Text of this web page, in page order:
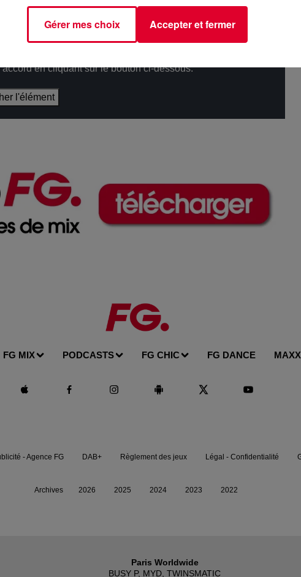
de cookies que vous avez exprimé. Si vous souhaitez
en cliquant sur le bouton ci-dessous.
l'élément
FG MIX PODCASTS FG CHIC FG DANCE
Paris Worldwide
BUSY P, MYD, TWINSMATIC
- Agence FG DAB+ Règlement des jeux Légal - Confidentialité
Archives 2026 2025 2024 2023 2022
Gérer mes choix Accepter et fermer